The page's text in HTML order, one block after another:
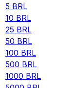
5 BRL
10 BRL
25 BRL
50 BRL
100 BRL
500 BRL
1000 BRL